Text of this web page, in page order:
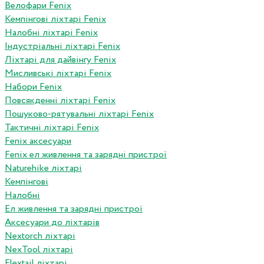
Велофари Fenix
Кемпінгові ліхтарі Fenix
Налобні ліхтарі Fenix
Індустріальні ліхтарі Fenix
Ліхтарі для дайвінгу Fenix
Мисливські ліхтарі Fenix
Набори Fenix
Повсякденні ліхтарі Fenix
Пошуково-рятувальні ліхтарі Fenix
Тактичні ліхтарі Fenix
Fenix аксесуари
Fenix ел живлення та зарядні пристрої
Naturehike ліхтарі
Кемпінгові
Налобні
Ел живлення та зарядні пристрої
Аксесуари до ліхтарів
Nextorch ліхтарі
NexTool ліхтарі